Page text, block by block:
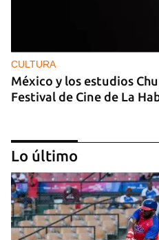
CULTURA
México y los estudios
Festival de Cine de La
Lo último